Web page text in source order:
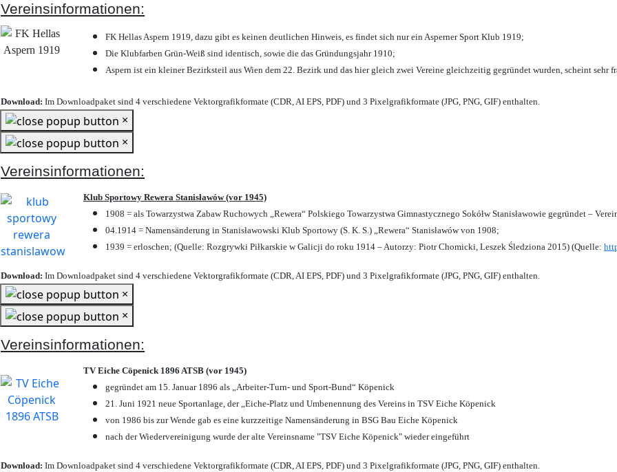
Vereinsinformationen:
FK Hellas Aspern 1919, dazu gibt es keinen deutlichen Hinweis, es findet sich nur ein Asperner Sport Klub 1919;
Die Klubfarben Grün-Weiß sind identisch, sowie die das Gründungsjahr 1910;
Aspern ist ein kleiner Bezirksteil aus Wien dem 22. Bezirk und das hier gleich zwei Vereine gleichzeitig gegründet wurden, scheint sehr
Download: Im Downloadpaket sind 4 verschiedene Vektorgrafikformate (CDR, AI EPS, PDF) und 3 Pixelgrafikformate (JPG, PNG, GIF) enthalten.
×
×
Vereinsinformationen:
Klub Sportowy Rewera Stanisławów (vor 1945)
1908 = als Towarzystwa Zabaw Ruchowych „Rewera“ Polskiego Towarzystwa Gimnastycznego Sokółw Stanisławowie gegründet –
04.1914 = Namensänderung in Stanisławowski Klub Sportowy (S. K. S.) „Rewera“ Stanisławów von 1908;
1939 = erloschen; (Quelle: Rozgrywki Piłkarskie w Galicji do roku 1914 – Autorzy: Piotr Chomicki, Leszek Śledziona 2015) (Quelle:
Download: Im Downloadpaket sind 4 verschiedene Vektorgrafikformate (CDR, AI EPS, PDF) und 3 Pixelgrafikformate (JPG, PNG, GIF) enthalten.
×
×
Vereinsinformationen:
TV Eiche Cöpenick 1896 ATSB (vor 1945)
gegründet am 15. Januar 1896 als „Arbeiter-Turn- und Sport-Bund“ Köpenick
21. Juni 1921 neue Sportanlage, der „Eiche-Platz und Umbenennung des Vereins in TSV Eiche Köpenick
von 1986 bis zur Wende gab es eine kurzzeitige Namensänderung in BSG Bau Eiche Köpenick
nach der Wiedervereinigung wurde der alte Vereinsname "TSV Eiche Köpenick" wieder eingeführt
Download: Im Downloadpaket sind 4 verschiedene Vektorgrafikformate (CDR, AI EPS, PDF) und 3 Pixelgrafikformate (JPG, PNG, GIF) enthalten.